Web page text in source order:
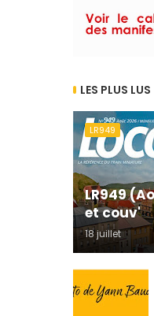
LES PLUS LUS
LR949
LR949
et couv'
18 juillet